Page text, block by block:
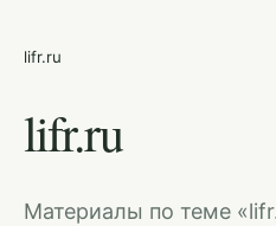
lifr.ru
lifr.ru
Материалы по теме